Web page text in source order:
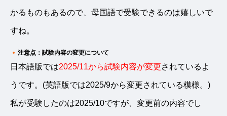
かるものもあるので、母国語で受験できるのは嬉しいで
すね。
注意点：試験内容の変更について
日本語版では2025/11から試験内容が変更されているよ
うです。(英語版では2025/9から変更されている模様。)
私が受験したのは2025/10ですが、変更前の内容でし